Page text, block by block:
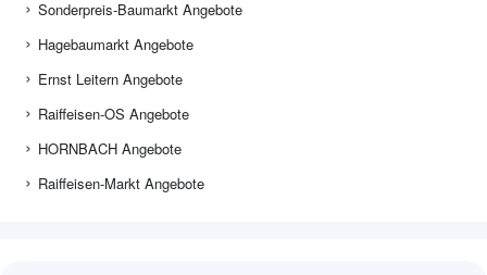
Sonderpreis-Baumarkt Angebote
Hagebaumarkt Angebote
Ernst Leitern Angebote
Raiffeisen-OS Angebote
HORNBACH Angebote
Raiffeisen-Markt Angebote